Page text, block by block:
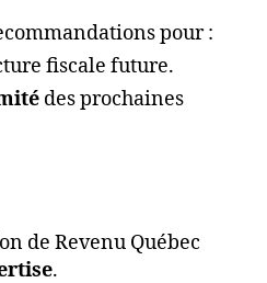
pour :
fiscale future.
des prochaines
de Revenu Québec
.